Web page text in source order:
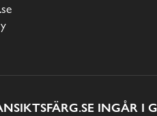
INGÅR I